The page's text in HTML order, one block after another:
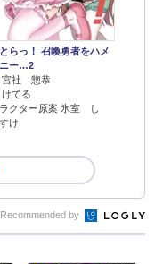
らっ！ 召喚勇者をハメ
ー…2
宮社 惣恭
けてる
クター原案 氷室 し
け
Recommended by